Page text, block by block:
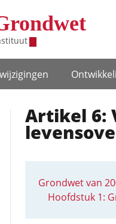
Artikel 6:
Grondwet van
Hoofdstuk 1: